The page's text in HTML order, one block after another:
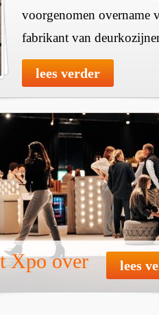
voorgenomen overname
fabrikant van
lees verder
Xpo over lees